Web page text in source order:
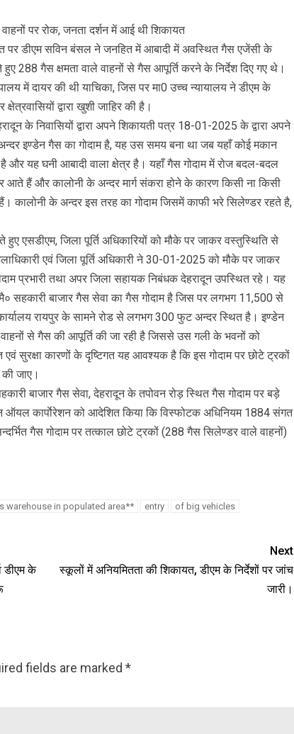
पर रोक, जनता दर्शन में आई थी शिकायत
पर डीएम सविन बंसल ने जनहित में आबादी में अवस्थित गैस एजेंसी के
हुए 288 गैस क्षमता वाले वाहनों से गैस आपूर्ति करने के निर्देश दिए गए थे।
में दायर की थी याचिका, जिस पर मा0 उच्च न्यायालय ने डीएम के
द्वारा खुशी जाहिर की है।
के निवासियों द्वारा अपने शिकायती पत्र 18-01-2025 के द्वारा अपने
इण्डेन गैस का गोदाम है, यह उस समय बना था जब यहाँ कोई मकान
यह घनी आबादी वाला क्षेत्र है। यहाँ गैस गोदाम में रोज बदल-बदल
हैं और कालोनी के अन्दर मार्ग संकरा होने के कारण किसी ना किसी
कालोनी के अन्दर इस तरह का गोदाम जिसमें काफी भरे सिलेण्डर रहते है,
एसडीएम, जिला पूर्ति अधिकारियों को मौके पर जाकर वस्तुस्थिति से
एवं जिला पूर्ति अधिकारी ने 30-01-2025 को मौके पर जाकर
प्रभारी तथा अपर जिला सहायक निबंधक देहरादून उपस्थित रहे। यह
मै० सहकारी बाजार गैस सेवा का गैस गोदाम है जिस पर लगभग 11,500 से
रायपुर के सामने रोड से लगभग 300 फुट अन्दर स्थित है। इण्डेन
वाहनों से गैस की आपूर्ति की जा रही है जिससे उस गली के भवनों को
सुरक्षा कारणों के दृष्टिगत यह आवश्यक है कि इस गोदाम पर छोटे ट्रकों
जाए।
बाजार गैस सेवा, देहरादून के तपोवन रोड़ स्थित गैस गोदाम पर बड़े
ऑयल कार्पाेरेशन को आदेशित किया कि विस्फोटक अधिनियम 1884 संगत
गैस गोदाम पर तत्काल छोटे ट्रकों (288 गैस सिलेण्डर वाले वाहनों)
warehouse in populated area** entry
of big vehicles
डीएम के
Next
स्कूलों में अनियमितता की शिकायत, डीएम के निर्देशों पर जांच
जारी।
fields are marked *